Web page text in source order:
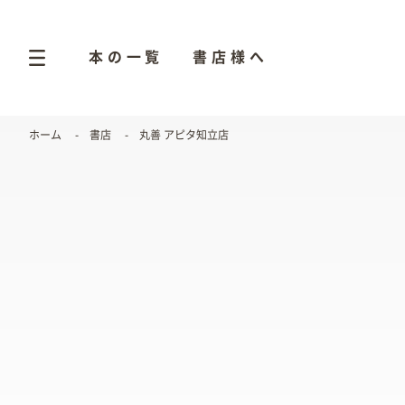
本の一覧 書店様へ
ホーム 書店 丸善 アピタ知立店